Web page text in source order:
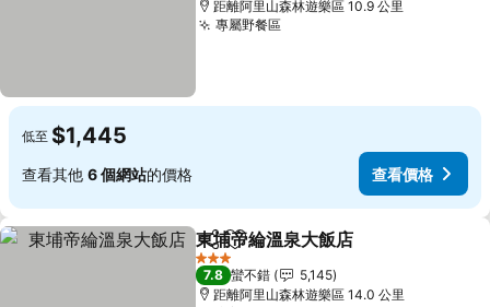
距離阿里山森林遊樂區 10.9 公里
專屬野餐區查看價格
低至 $1,445
查看其他 6 個網站的價格 查看價格
分享 加入我的最愛
東埔帝綸溫泉大飯店
3 星級
7.8 蠻不錯
5,145
距離阿里山森林遊樂區 14.0 公里